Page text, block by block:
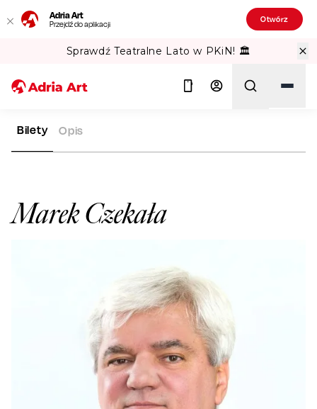
Adria Art
Przejdź do aplikacji Otwórz
Sprawdź Teatralne Lato w PKiN! 🏛️
ADRIA ART
Marek Czekała
Bilety Opis